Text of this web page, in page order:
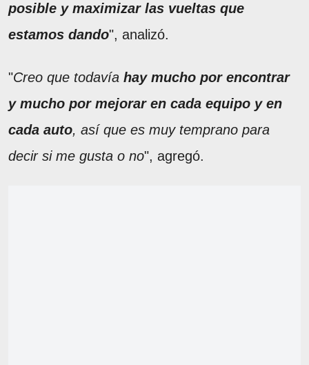
posible y maximizar las vueltas que
estamos dando", analizó.
"Creo que todavía hay mucho por encontrar
y mucho por mejorar en cada equipo y en
cada auto, así que es muy temprano para
decir si me gusta o no", agregó.